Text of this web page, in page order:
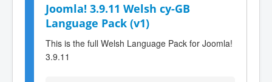
Joomla! 3.9.11 Welsh cy-GB
Language Pack (v1)
This is the full Welsh Language Pack for Joomla!
3.9.11